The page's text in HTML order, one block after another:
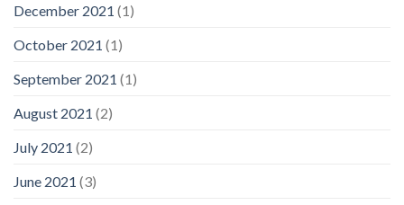
December 2021 (1)
October 2021 (1)
September 2021 (1)
August 2021 (2)
July 2021 (2)
June 2021 (3)